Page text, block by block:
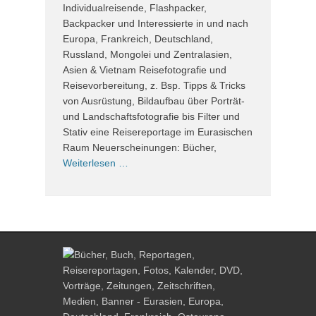
Individualreisende, Flashpacker,
Backpacker und Interessierte in und nach
Europa, Frankreich, Deutschland,
Russland, Mongolei und Zentralasien,
Asien & Vietnam Reisefotografie und
Reisevorbereitung, z. Bsp. Tipps & Tricks
von Ausrüstung, Bildaufbau über Porträt-
und Landschaftsfotografie bis Filter und
Stativ eine Reisereportage im Eurasischen
Raum Neuerscheinungen: Bücher,
Weiterlesen …